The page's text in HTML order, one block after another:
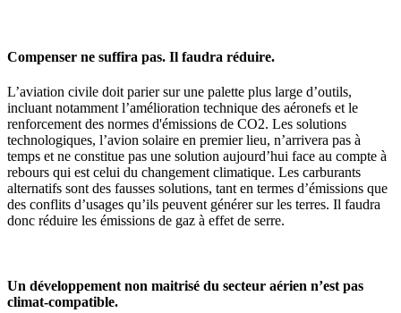
Compenser ne suffira pas. Il faudra réduire.
L’aviation civile doit parier sur une palette plus large d’outils,
incluant notamment l’amélioration technique des aéronefs et le
renforcement des normes d'émissions de CO2. Les solutions
technologiques, l’avion solaire en premier lieu, n’arrivera pas à
temps et ne constitue pas une solution aujourd’hui face au compte à
rebours qui est celui du changement climatique. Les carburants
alternatifs sont des fausses solutions, tant en termes d’émissions que
des conflits d’usages qu’ils peuvent générer sur les terres. Il faudra
donc réduire les émissions de gaz à effet de serre.
Un développement non maitrisé du secteur aérien n’est pas
climat-compatible.